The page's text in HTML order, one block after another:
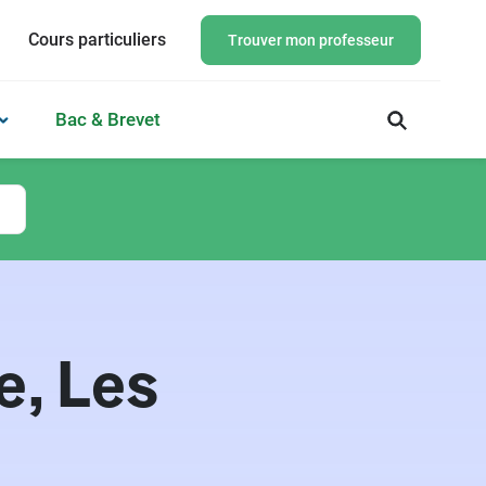
Cours particuliers Trouver mon professeur
Bac & Brevet
Les